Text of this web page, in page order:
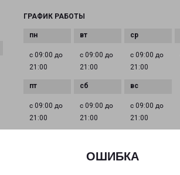
ОШИБКА
ГРАФИК РАБОТЫ
с 09:00 до
21:00
с 09:00 до
21:00
с 09:00 до
21:00
с 09:00 до
21:00
с 09:00 до
21:00
с 09:00 до
21:00